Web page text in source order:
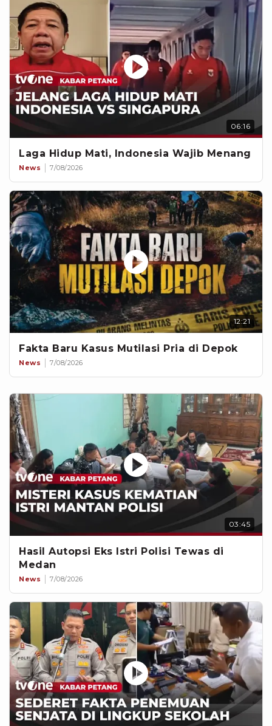
06:16
Laga Hidup Mati, Indonesia Wajib Menang
News 7/08/2026
12:21
Fakta Baru Kasus Mutilasi Pria di Depok
News 7/08/2026
03:45
Hasil Autopsi Eks Istri Polisi Tewas di
Medan
News 7/08/2026